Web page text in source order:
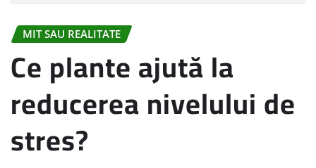
MIT SAU REALITATE
Ce plante ajută la
reducerea nivelului de
stres?